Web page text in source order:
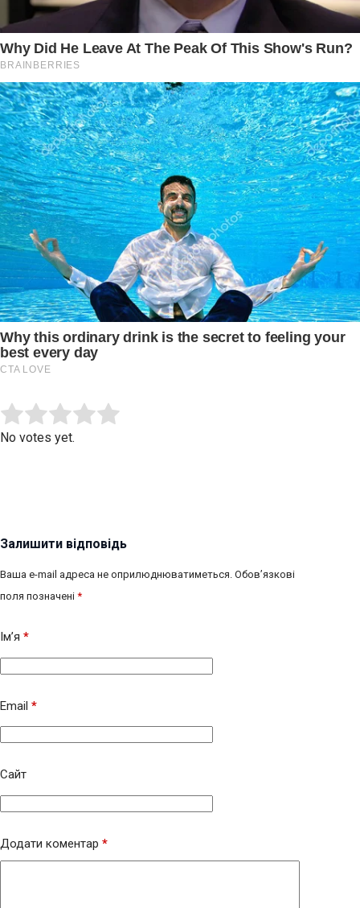
Rate this item:
No votes yet.
Залишити відповідь
Ваша e-mail адреса не оприлюднюватиметься. Обов’язкові
поля позначені *
Ім’я *
Email *
Сайт
Додати коментар *